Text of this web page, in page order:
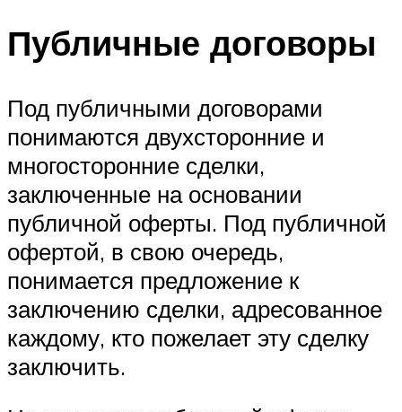
Публичные договоры
Под публичными договорами
понимаются двухсторонние и
многосторонние сделки,
заключенные на основании
публичной оферты. Под публичной
офертой, в свою очередь,
понимается предложение к
заключению сделки, адресованное
каждому, кто пожелает эту сделку
заключить.